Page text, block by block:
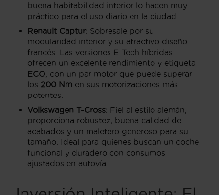
buena habitabilidad interior lo hacen muy
práctico para el uso diario en la ciudad.
Renault Captur: Sobresale por su
modularidad interior y su atractivo diseño
francés. Las versiones E-Tech híbridas
ofrecen un excelente rendimiento y etiqueta
ECO , con un par motor que puede superar
los 200 Nm en sus motorizaciones más
potentes.
Volkswagen T-Cross: Fiel al estilo alemán,
proporciona robustez, buena calidad de
acabados y un maletero generoso para su
tamaño. Ideal para quienes buscan un coche
funcional y duradero con consumos
ajustados en autovía.